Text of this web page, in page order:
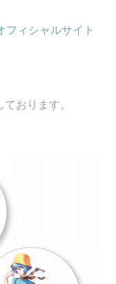
フィシャルサイト
おります。